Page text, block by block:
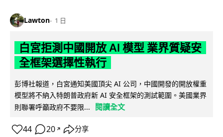
Lawton 1 日
白宮拒測中國開放 AI 模型 業界質疑安
全框架選擇性執行
彭博社報道，白宮通知美國頂尖 AI 公司，中國開發的開放權重
模型將不納入特朗普政府新 AI 安全框架的測試範圍。美國業界
則聯署呼籲政府不要限...
閱讀全文
44 20 ↗ 分享